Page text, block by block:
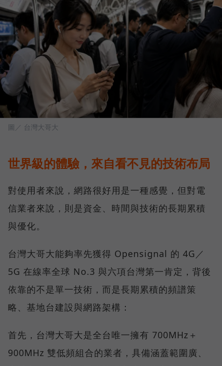
圖／ 台灣大哥大
世界級的體驗，來自看不見的技術布局
對使用者來說，網路很好用是一種感覺，但對電
信業者來說，則是資金、時間與技術的長期累積
與優化。
台灣大哥大能夠率先獲得 Opensignal 的 4G／
5G 在線率全球 No.3 與六項台灣第一肯定，背後
依靠的不是單一技術，而是長期累積的頻譜策
略、基地台建設與網路架構：
首先，台灣大哥大是全台唯一擁有 700MHz＋
900MHz 雙低頻組合的業者，具備涵蓋範圍廣、